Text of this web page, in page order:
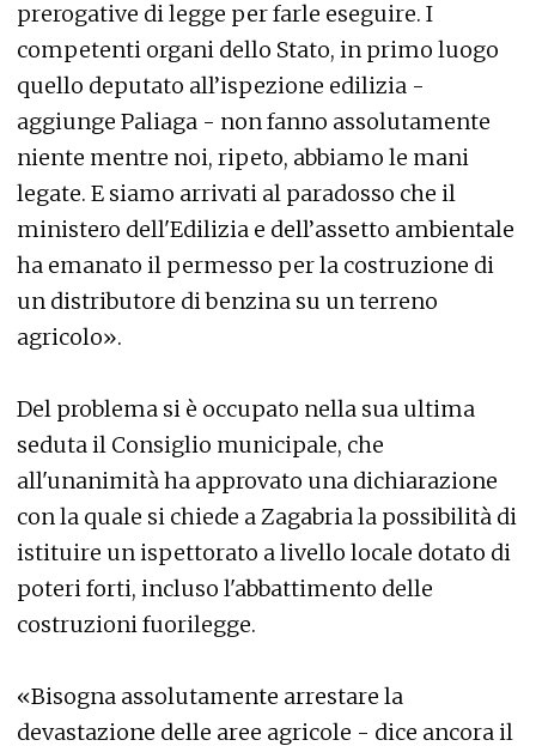
prerogative di legge per farle eseguire. I
competenti organi dello Stato, in primo luogo
quello deputato all’ispezione edilizia -
aggiunge Paliaga - non fanno assolutamente
niente mentre noi, ripeto, abbiamo le mani
legate. E siamo arrivati al paradosso che il
ministero dell'Edilizia e dell’assetto ambientale
ha emanato il permesso per la costruzione di
un distributore di benzina su un terreno
agricolo».
Del problema si è occupato nella sua ultima
seduta il Consiglio municipale, che
all'unanimità ha approvato una dichiarazione
con la quale si chiede a Zagabria la possibilità di
istituire un ispettorato a livello locale dotato di
poteri forti, incluso l'abbattimento delle
costruzioni fuorilegge.
«Bisogna assolutamente arrestare la
devastazione delle aree agricole - dice ancora il